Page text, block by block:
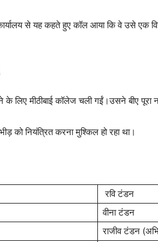
से यह कहते हुए कॉल आया कि वे उसे एक
मीठीबाई कॉलेज चली गईं।उसने बीए पूरा
को नियंत्रित करना मुश्किल हो रहा था।
रवि टंडन
वीना टंडन
राजीव टंडन